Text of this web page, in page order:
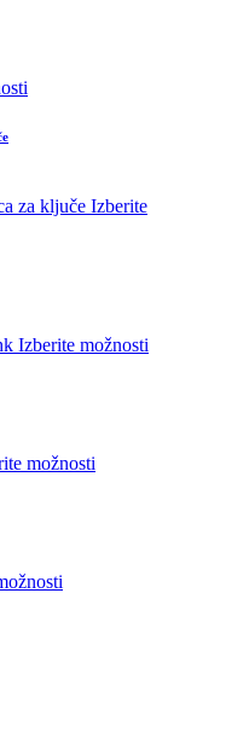
Izberite
Izberite možnosti
možnosti